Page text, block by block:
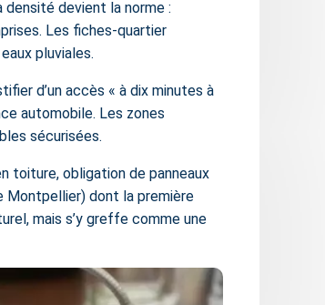
devient la norme :
Les fiches-quartier
pluviales.
d’un accès « à dix minutes à
automobile. Les zones
sécurisées.
toiture, obligation de panneaux
Montpellier) dont la première
mais s’y greffe comme une